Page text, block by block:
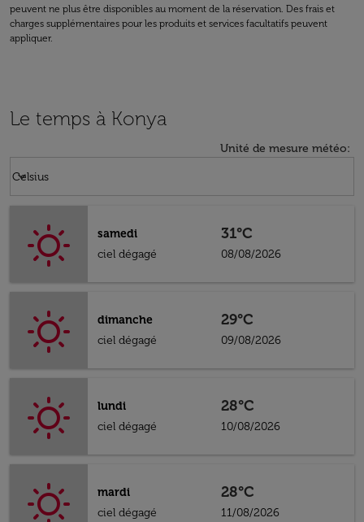
peuvent ne plus être disponibles au moment de la réservation. Des frais et
charges supplémentaires pour les produits et services facultatifs peuvent
appliquer.
Le temps à Konya
Unité de mesure météo:
Celsius
keyboard_arrow_down
samedi
ciel dégagé
31°C
08/08/2026
dimanche
ciel dégagé
29°C
09/08/2026
lundi
ciel dégagé
28°C
10/08/2026
mardi
ciel dégagé
28°C
11/08/2026